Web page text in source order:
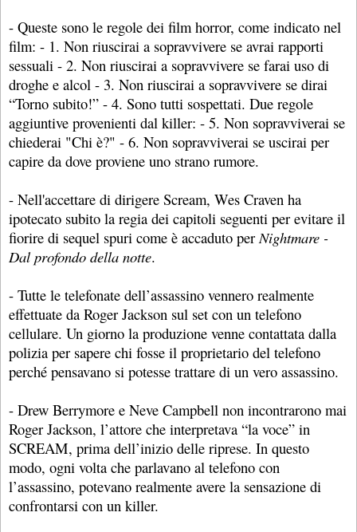
- Queste sono le regole dei film horror, come indicato nel
film: - 1. Non riuscirai a sopravvivere se avrai rapporti
sessuali - 2. Non riuscirai a sopravvivere se farai uso di
droghe e alcol - 3. Non riuscirai a sopravvivere se dirai
“Torno subito!” - 4. Sono tutti sospettati. Due regole
aggiuntive provenienti dal killer: - 5. Non sopravviverai se
chiederai "Chi è?" - 6. Non sopravviverai se uscirai per
capire da dove proviene uno strano rumore.
- Nell'accettare di dirigere Scream, Wes Craven ha
ipotecato subito la regia dei capitoli seguenti per evitare il
fiorire di sequel spuri come è accaduto perNightmare -
Dal profondo della notte.
- Tutte le telefonate dell’assassino vennero realmente
effettuate da Roger Jackson sul set con un telefono
cellulare. Un giorno la produzione venne contattata dalla
polizia per sapere chi fosse il proprietario del telefono
perché pensavano si potesse trattare di un vero assassino.
- Drew Berrymore e Neve Campbell non incontrarono mai
Roger Jackson, l’attore che interpretava “la voce” in
SCREAM, prima dell’inizio delle riprese. In questo
modo, ogni volta che parlavano al telefono con
l’assassino, potevano realmente avere la sensazione di
confrontarsi con un killer.